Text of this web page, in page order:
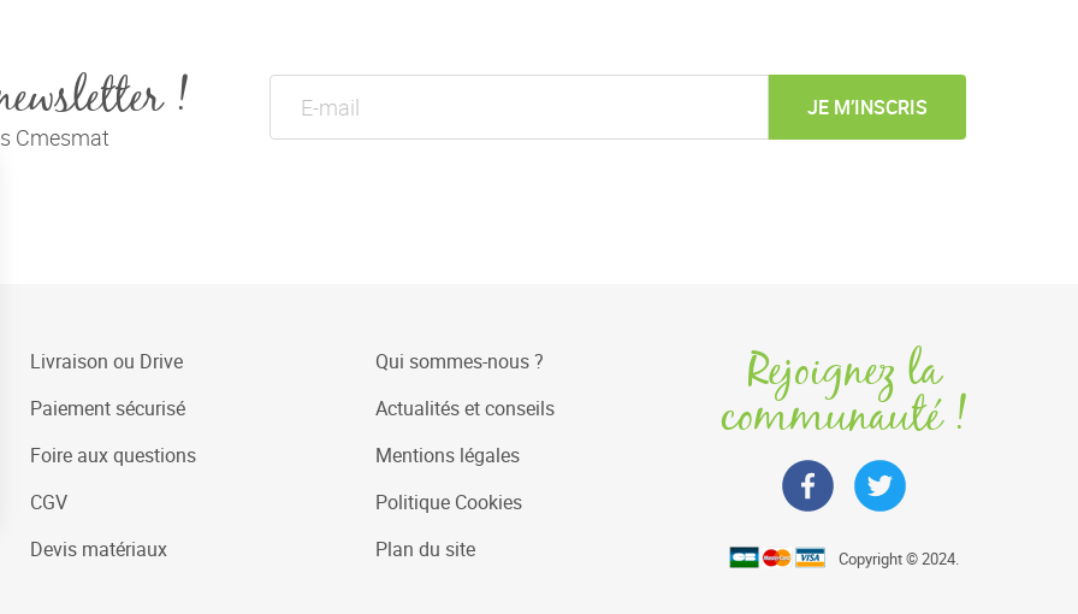
!
Cmesmat
JE M’INSCRIS
Livraison ou Drive
Paiement sécurisé
Foire aux questions
CGV
Devis matériaux
Qui sommes-nous ?
Actualités et conseils
Mentions légales
Politique Cookies
Plan du site
Rejoignez la
communauté !
Copyright © 2024.